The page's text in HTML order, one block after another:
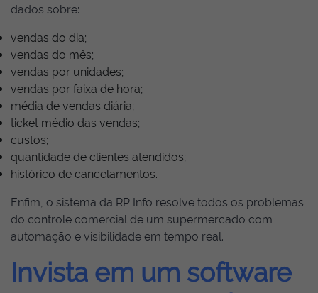
dados sobre:
vendas do dia;
vendas do mês;
vendas por unidades;
vendas por faixa de hora;
média de vendas diária;
ticket médio das vendas;
custos;
quantidade de clientes atendidos;
histórico de cancelamentos.
Enfim, o sistema da RP Info resolve todos os problemas
do controle comercial de um supermercado com
automação e visibilidade em tempo real.
Invista em um software